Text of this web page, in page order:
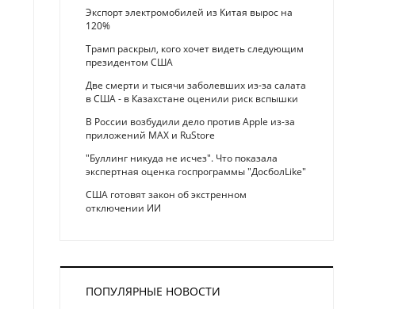
Экспорт электромобилей из Китая вырос на
120%
Трамп раскрыл, кого хочет видеть следующим
президентом США
Две смерти и тысячи заболевших из-за салата
в США - в Казахстане оценили риск вспышки
В России возбудили дело против Apple из-за
приложений MAX и RuStore
"Буллинг никуда не исчез". Что показала
экспертная оценка госпрограммы "ДосболLike"
США готовят закон об экстренном
отключении ИИ
ПОПУЛЯРНЫЕ НОВОСТИ